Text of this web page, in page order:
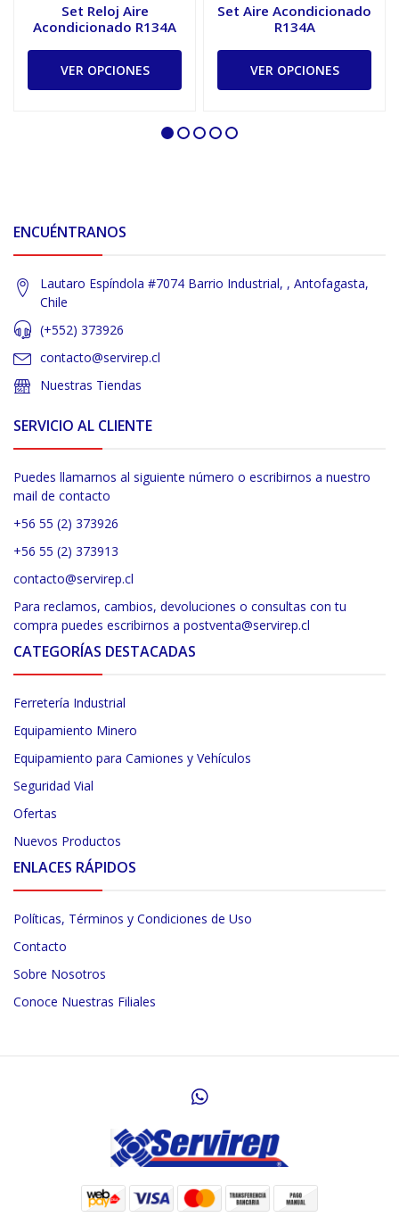
Set Reloj Aire
Acondicionado R134A
VER OPCIONES
Set Aire Acondicionado
R134A
VER OPCIONES
ENCUÉNTRANOS
Lautaro Espíndola #7074 Barrio Industrial, , Antofagasta,
Chile
(+552) 373926
contacto@servirep.cl
Nuestras Tiendas
SERVICIO AL CLIENTE
Puedes llamarnos al siguiente número o escribirnos a nuestro
mail de contacto
+56 55 (2) 373926
+56 55 (2) 373913
contacto@servirep.cl
Para reclamos, cambios, devoluciones o consultas con tu
compra puedes escribirnos a postventa@servirep.cl
CATEGORÍAS DESTACADAS
Ferretería Industrial
Equipamiento Minero
Equipamiento para Camiones y Vehículos
Seguridad Vial
Ofertas
Nuevos Productos
ENLACES RÁPIDOS
Políticas, Términos y Condiciones de Uso
Contacto
Sobre Nosotros
Conoce Nuestras Filiales